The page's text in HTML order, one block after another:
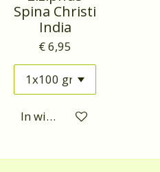
Spina Christi
India
€ 6,95
In winkelwagen